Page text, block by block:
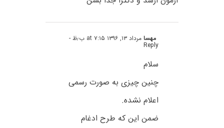
مهسامرداد ۱۳, ۱۳۹۶ at ۷:۱۵ ب٫ظ -
Reply
سلام
چنین چیزی به صورت رسمی
اعلام نشده.
ضمن این که طرح ادغام